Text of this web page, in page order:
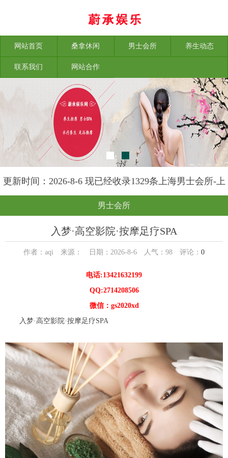
网站首页 桑拿休闲 男士会所 养生动态
联系我们 网站合作
更新时间：2026-8-6 现已经收录1329条上海男士会所-上
海榕苑养生网信息
男士会所
入梦·高空影院·按摩足疗SPA
作者：aqi 来源： 日期：2026-8-6 人气： 98 评论： 0
电话:13421632199
QQ:2714208506
微信：gs2020xd
入梦·高空影院·按摩足疗SPA